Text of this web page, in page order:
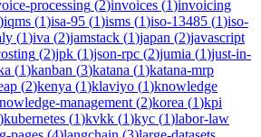
processing (2)invoices (1)invoicing
)iqms (1)isa-95 (1)isms (1)iso-13485 (1)iso-
(1)iva (2)jamstack (1)japan (2)javascript
(2)jpk (1)json-rpc (2)jumia (1)just-in-
(1)kanban (3)katana (1)katana-mrp
(2)kenya (1)klaviyo (1)knowledge
management (2)korea (1)kpi
)kubernetes (1)kvkk (1)kyc (1)labor-law